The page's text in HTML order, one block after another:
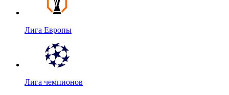
Лига Европы
Лига чемпионов